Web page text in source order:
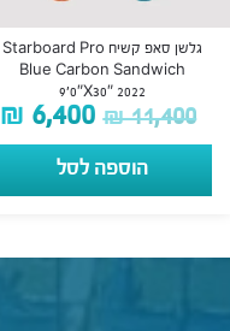
גלשן סאפ קשיח Starboard Pro
Blue Carbon Sandwich
9’0″X30″ 2022
₪11,400
₪ 6,400
הוספה לסל